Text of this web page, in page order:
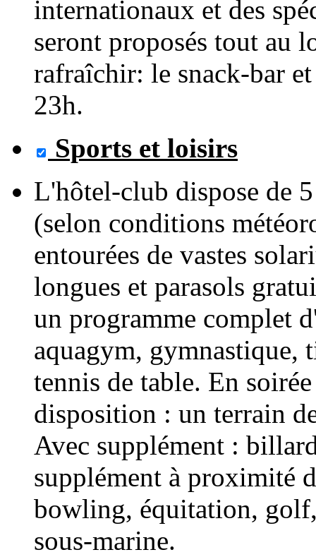
internationaux et des
seront proposés tout au
rafraîchir: le snack-bar
23h.
Sports et loisirs
L'hôtel-club dispose de
(selon conditions
entourées de vastes
longues et parasols
un programme complet
aquagym, gymnastique,
tennis de table. En
disposition : un terrain
Avec supplément :
supplément à proximité
bowling, équitation,
sous-marine.